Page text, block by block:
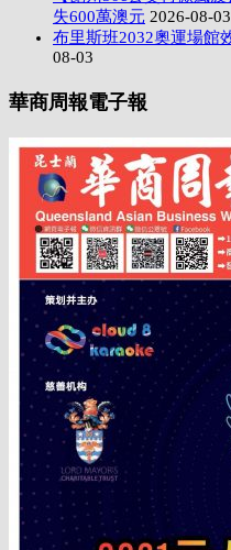
失600萬澳元 2026-08-03
布里斯班2032奧運場館
08-03
華商周報電子報